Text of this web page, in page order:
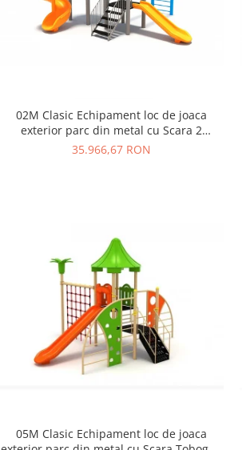
02M Clasic Echipament loc de joaca
exterior parc din metal cu Scara 2
Tobogane si Cataratoare
35.966,67 RON
05M Clasic Echipament loc de joaca